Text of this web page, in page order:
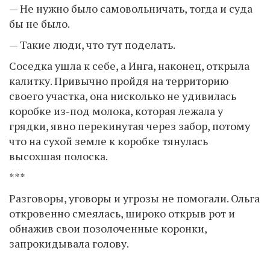
— Не нужно было самовольничать, тогда и суда
бы не было.
— Такие люди, что тут поделать.
Соседка ушла к себе, а Инга, наконец, открыла
калитку. Привычно пройдя на территорию
своего участка, она нисколько не удивилась
коробке из-под молока, которая лежала у
грядки, явно перекинутая через забор, потому
что на сухой земле к коробке тянулась
высохшая полоска.
***
Разговоры, уговоры и угрозы не помогали. Ольга
откровенно смеялась, широко открыв рот и
обнажив свои позолоченные коронки,
запрокидывала голову.